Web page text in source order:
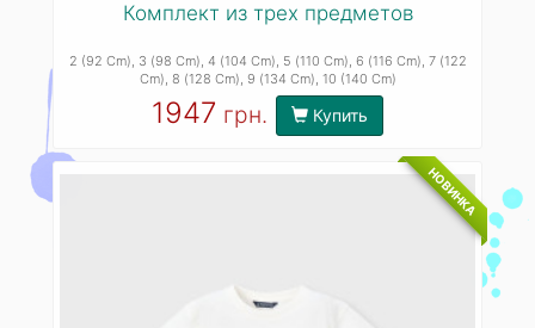
Комплект из трех предметов
2 (92 Cm), 3 (98 Cm), 4 (104 Cm), 5 (110 Cm), 6 (116 Cm), 7 (122
Cm), 8 (128 Cm), 9 (134 Cm), 10 (140 Cm)
1947 грн. Купить
НОВИНКА